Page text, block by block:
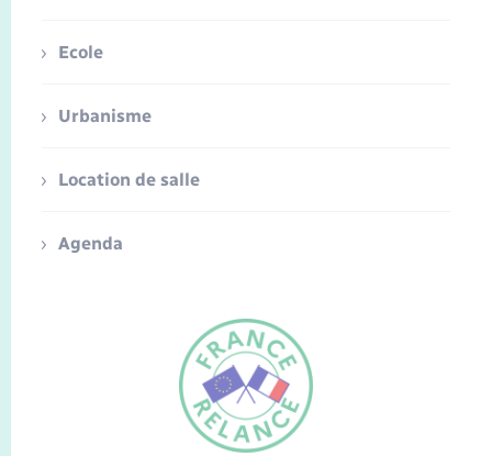
FR
Ecole
Urbanisme
Location de salle
Agenda